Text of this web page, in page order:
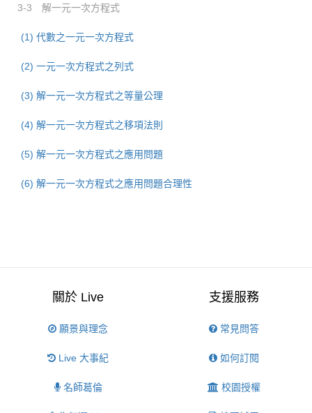
3-3 解一元一次方程式
(1) 代數之一元一次方程式
(2) 一元一次方程式之列式
(3) 解一元一次方程式之等量公理
(4) 解一元一次方程式之移項法則
(5) 解一元一次方程式之應用問題
(6) 解一元一次方程式之應用問題合理性
關於 Live
願景與理念
Live 大事紀
名師葛倫
支援服務
常見問答
如何訂閱
校園授權